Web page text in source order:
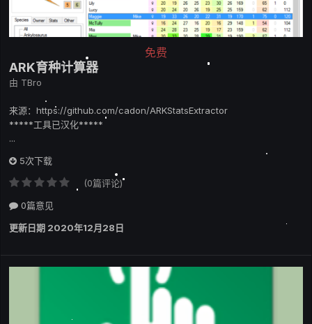
免费
ARK育种计算器
由 TBro
来源：https://github.com/cadon/ARKStatsExtractor
*****工具已汉化*****
...
5次下载
(0篇评论)
0篇意见
更新日期 2020年12月28日